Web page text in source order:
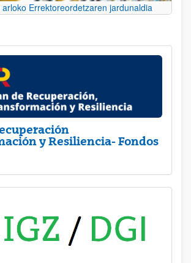
Errektoreordetzaren jardunaldia
y Resiliencia- Fondos